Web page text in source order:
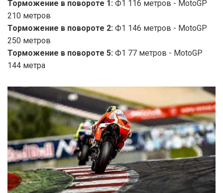
Торможение в повороте 1: Ф1 116 метров - MotoGP
210 метров
Торможение в повороте 2: Ф1 146 метров - MotoGP
250 метров
Торможение в повороте 5: Ф1 77 метров - MotoGP
144 метра